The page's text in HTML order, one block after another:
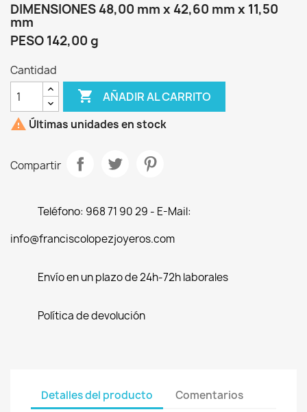
DIMENSIONES 48,00 mm x 42,60 mm x 11,50
mm
PESO 142,00 g
Cantidad
 AÑADIR AL CARRITO
 Últimas unidades en stock
Compartir
Teléfono: 968 71 90 29 - E-Mail:
info@franciscolopezjoyeros.com
Envío en un plazo de 24h-72h laborales
Política de devolución
Detalles del producto Comentarios